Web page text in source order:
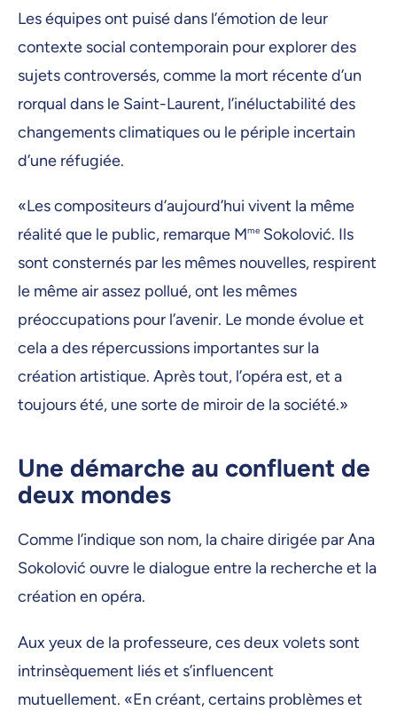
Les équipes ont puisé dans l’émotion de leur
contexte social contemporain pour explorer des
sujets controversés, comme la mort récente d’un
rorqual dans le Saint-Laurent, l’inéluctabilité des
changements climatiques ou le périple incertain
d’une réfugiée.
«Les compositeurs d’aujourd’hui vivent la même
réalité que le public, remarque Mme Sokolović. Ils
sont consternés par les mêmes nouvelles, respirent
le même air assez pollué, ont les mêmes
préoccupations pour l’avenir. Le monde évolue et
cela a des répercussions importantes sur la
création artistique. Après tout, l’opéra est, et a
toujours été, une sorte de miroir de la société.»
Une démarche au confluent de
deux mondes
Comme l’indique son nom, la chaire dirigée par Ana
Sokolović ouvre le dialogue entre la recherche et la
création en opéra.
Aux yeux de la professeure, ces deux volets sont
intrinsèquement liés et s’influencent
mutuellement. «En créant, certains problèmes et